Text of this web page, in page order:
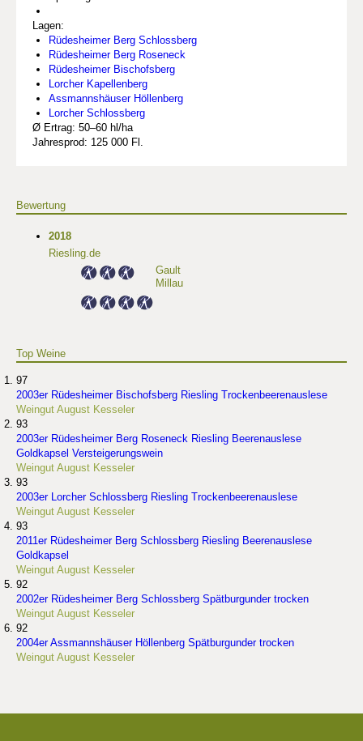
Lagen:
Rüdesheimer Berg Schlossberg
Rüdesheimer Berg Roseneck
Rüdesheimer Bischofsberg
Lorcher Kapellenberg
Assmannshäuser Höllenberg
Lorcher Schlossberg
Ø Ertrag: 50–60 hl/ha
Jahresprod: 125 000 Fl.
Bewertung
2018
Riesling.de
Gault
Millau
Top Weine
97
2003er Rüdesheimer Bischofsberg Riesling Trockenbeerenauslese
Weingut August Kesseler
93
2003er Rüdesheimer Berg Roseneck Riesling Beerenauslese
Goldkapsel Versteigerungswein
Weingut August Kesseler
93
2003er Lorcher Schlossberg Riesling Trockenbeerenauslese
Weingut August Kesseler
93
2011er Rüdesheimer Berg Schlossberg Riesling Beerenauslese
Goldkapsel
Weingut August Kesseler
92
2002er Rüdesheimer Berg Schlossberg Spätburgunder trocken
Weingut August Kesseler
92
2004er Assmannshäuser Höllenberg Spätburgunder trocken
Weingut August Kesseler